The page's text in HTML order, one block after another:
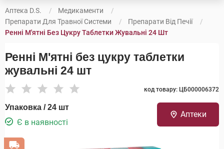
Аптека D.S.
Медикаменти
Препарати Для Травної Системи
Препарати Від Печії
Ренні М'ятні Без Цукру Таблетки Жувальні 24 Шт
Ренні М'ятні без цукру таблетки
жувальні 24 шт
код товару: ЦБ000006372
Упаковка / 24 шт
Є в наявності
Аптеки